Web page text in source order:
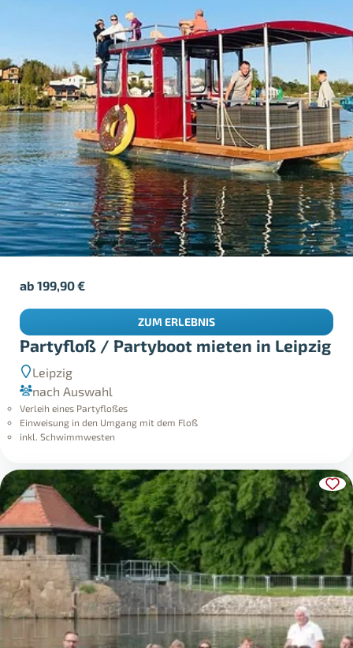
Partyfloß / Partyboot mieten in Leipzig
Leipzig
nach Auswahl
Verleih eines Partyfloßes
Einweisung in den Umgang mit dem Floß
inkl. Schwimmwesten
ab199,90€
ZUM ERLEBNIS